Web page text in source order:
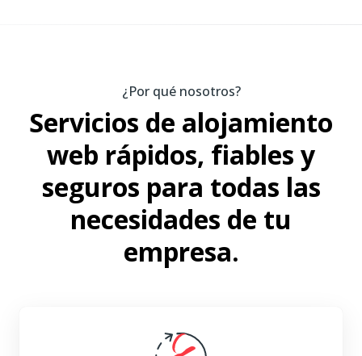
¿Por qué nosotros?
Servicios de alojamiento
web rápidos, fiables y
seguros para todas las
necesidades de tu
empresa.